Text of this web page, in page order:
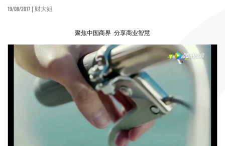
19/08/2017 | 财大姐
聚焦中国商界 分享商业智慧